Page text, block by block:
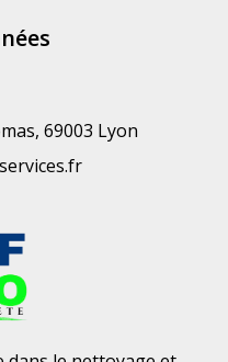
69003 Lyon